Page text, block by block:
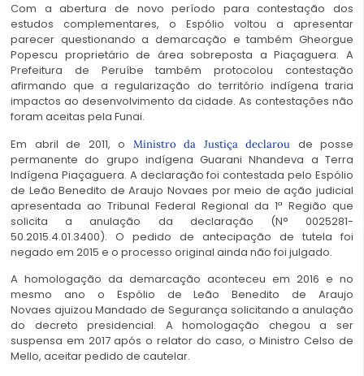
Com a abertura de novo período para contestação dos
estudos complementares, o Espólio voltou a apresentar
parecer questionando a demarcação e também Gheorgue
Popescu proprietário de área sobreposta a Piaçaguera. A
Prefeitura de Peruíbe também protocolou contestação
afirmando que a regularização do território indígena traria
impactos ao desenvolvimento da cidade. As contestações não
foram aceitas pela Funai.
Em abril de 2011, o Ministro da Justiça declarou de posse
permanente do grupo indígena Guarani Nhandeva a Terra
Indígena Piaçaguera. A declaração foi contestada pelo Espólio
de Leão Benedito de Araujo Novaes por meio de ação judicial
apresentada ao Tribunal Federal Regional da 1ª Região que
solicita a anulação da declaração (N° 0025281-
50.2015.4.01.3400). O pedido de antecipação de tutela foi
negado em 2015 e o processo original ainda não foi julgado.
A homologação da demarcação aconteceu em 2016 e no
mesmo ano o Espólio de Leão Benedito de Araujo
Novaes ajuizou Mandado de Segurança solicitando a anulação
do decreto presidencial. A homologação chegou a ser
suspensa em 2017 após o relator do caso, o Ministro Celso de
Mello, aceitar pedido de cautelar.